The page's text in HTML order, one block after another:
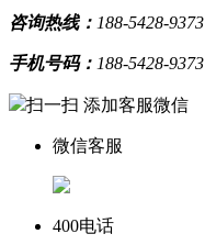
咨询热线： 188-5428-9373
手机号码： 188-5428-9373
扫一扫 添加客服微信
微信客服
400电话